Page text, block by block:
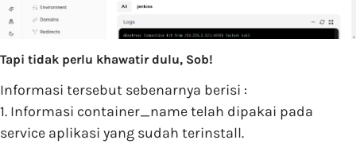
Tapi tidak perlu khawatir dulu, Sob!
Informasi tersebut sebenarnya berisi :
1. Informasi container_name telah dipakai pada
service aplikasi yang sudah terinstall.